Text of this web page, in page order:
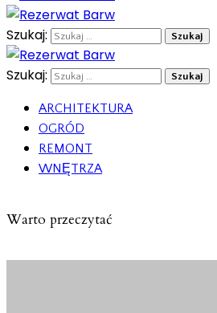
Szukaj:
Szukaj:
ARCHITEKTURA
OGRÓD
REMONT
WNĘTRZA
Warto przeczytać